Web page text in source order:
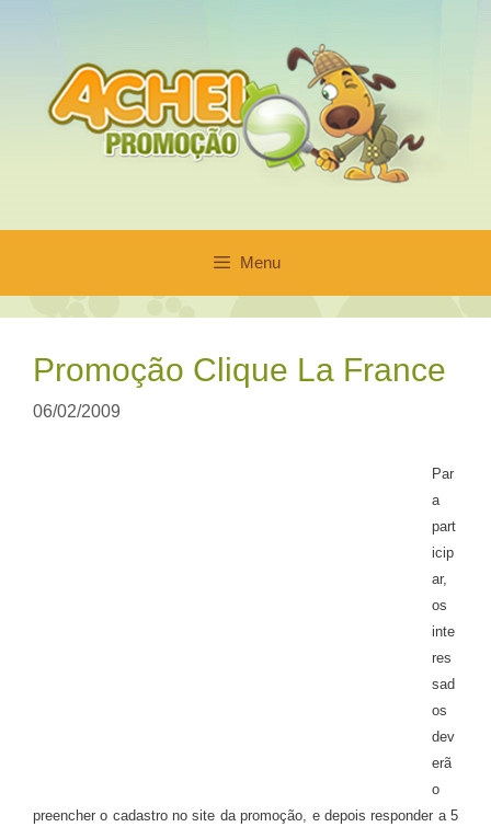
conteúdo
Menu
Promoção Clique La France
06/02/2009
Par
a
part
icip
ar,
os
inte
res
sad
os
dev
erã
o
preencher o cadastro no site da promoção, e depois responder a 5